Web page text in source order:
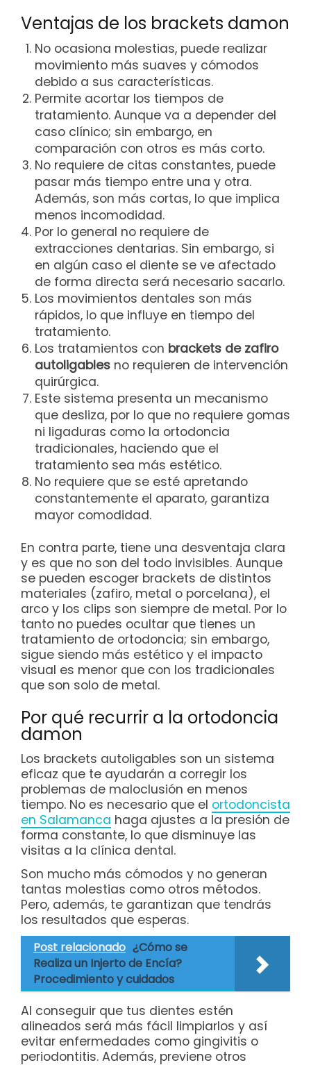
Ventajas de los brackets damon
No ocasiona molestias, puede realizar
movimiento más suaves y cómodos
debido a sus características.
Permite acortar los tiempos de
tratamiento. Aunque va a depender del
caso clínico; sin embargo, en
comparación con otros es más corto.
No requiere de citas constantes, puede
pasar más tiempo entre una y otra.
Además, son más cortas, lo que implica
menos incomodidad.
Por lo general no requiere de
extracciones dentarias. Sin embargo, si
en algún caso el diente se ve afectado
de forma directa será necesario sacarlo.
Los movimientos dentales son más
rápidos, lo que influye en tiempo del
tratamiento.
Los tratamientos con brackets de zafiro
autoligables no requieren de intervención
quirúrgica.
Este sistema presenta un mecanismo
que desliza, por lo que no requiere gomas
ni ligaduras como la ortodoncia
tradicionales, haciendo que el
tratamiento sea más estético.
No requiere que se esté apretando
constantemente el aparato, garantiza
mayor comodidad.
En contra parte, tiene una desventaja clara
y es que no son del todo invisibles. Aunque
se pueden escoger brackets de distintos
materiales (zafiro, metal o porcelana), el
arco y los clips son siempre de metal. Por lo
tanto no puedes ocultar que tienes un
tratamiento de ortodoncia; sin embargo,
sigue siendo más estético y el impacto
visual es menor que con los tradicionales
que son solo de metal.
Por qué recurrir a la ortodoncia
damon
Los brackets autoligables son un sistema
eficaz que te ayudarán a corregir los
problemas de maloclusión en menos
tiempo. No es necesario que el ortodoncista
en Salamanca haga ajustes a la presión de
forma constante, lo que disminuye las
visitas a la clínica dental.
Son mucho más cómodos y no generan
tantas molestias como otros métodos.
Pero, además, te garantizan que tendrás
los resultados que esperas.
Post relacionado ¿Cómo se
Realiza un Injerto de Encía?
Procedimiento y cuidados
Al conseguir que tus dientes estén
alineados será más fácil limpiarlos y así
evitar enfermedades como gingivitis o
periodontitis. Además, previene otros